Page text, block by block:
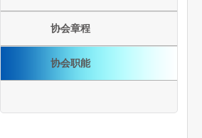
协会章程
协会职能